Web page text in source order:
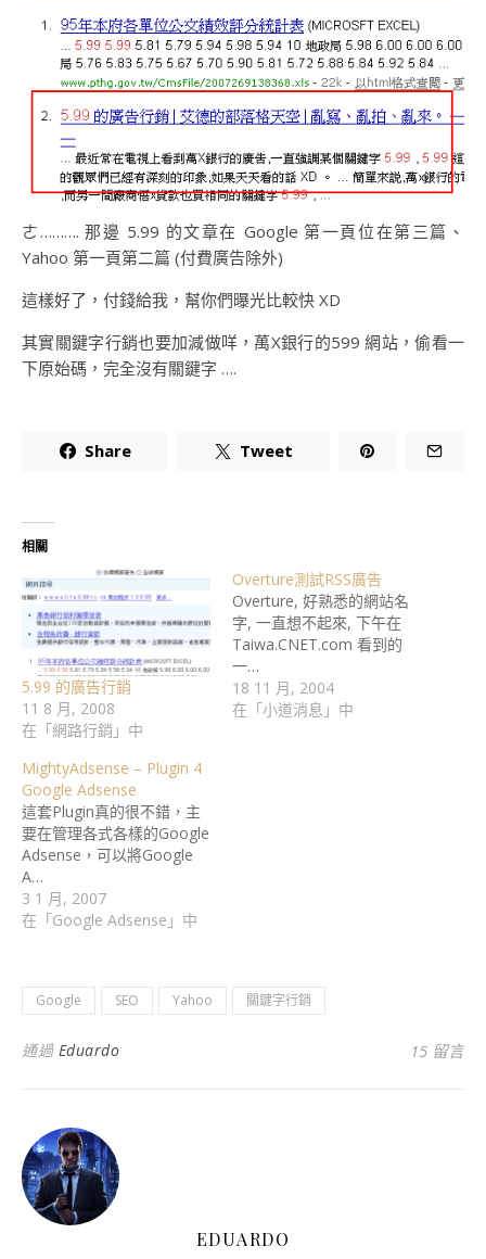
ㄜ………. 那邊 5.99 的文章在 Google 第一頁位在第三篇、
Yahoo 第一頁第二篇 (付費廣告除外)
這樣好了，付錢給我，幫你們曝光比較快 XD
其實關鍵字行銷也要加減做咩，萬X銀行的599 網站，偷看一
下原始碼，完全沒有關鍵字 ….
Share Tweet
相關
5.99 的廣告行銷
11 8 月, 2008
在「網路行銷」中
Overture測試RSS廣告
Overture, 好熟悉的網站名
字, 一直想不起來, 下午在
Taiwa.CNET.com 看到的
一…
18 11 月, 2004
在「小道消息」中
MightyAdsense – Plugin 4
Google Adsense
這套Plugin真的很不錯，主
要在管理各式各樣的Google
Adsense，可以將Google
A…
3 1 月, 2007
在「Google Adsense」中
Google SEO Yahoo 關鍵字行銷
通過 Eduardo 15 留言
EDUARDO